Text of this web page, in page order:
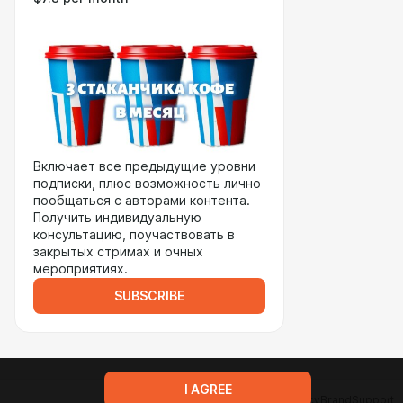
Включает все предыдущие уровни
подписки, плюс возможность лично
пообщаться с авторами контента.
Получить индивидуальную
консультацию, поучаствовать в
закрытых стримах и очных
мероприятиях.
SUBSCRIBE
Privacy policy
I AGREE